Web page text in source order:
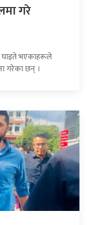
गरे
घाइते भएकाहरूले
गरेका छन् ।